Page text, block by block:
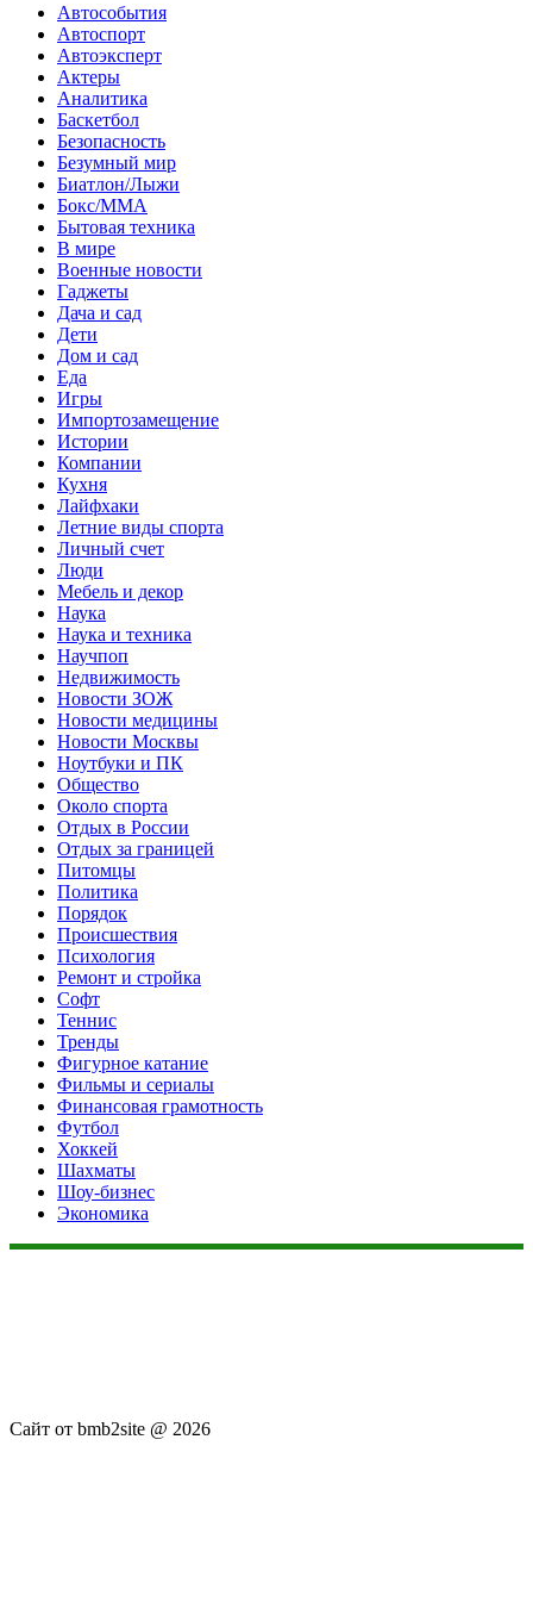
Автособытия
Автоспорт
Автоэксперт
Актеры
Аналитика
Баскетбол
Безопасность
Безумный мир
Биатлон/Лыжи
Бокс/MMA
Бытовая техника
В мире
Военные новости
Гаджеты
Дача и сад
Дети
Дом и сад
Еда
Игры
Импортозамещение
Истории
Компании
Кухня
Лайфхаки
Летние виды спорта
Личный счет
Люди
Мебель и декор
Наука
Наука и техника
Научпоп
Недвижимость
Новости ЗОЖ
Новости медицины
Новости Москвы
Ноутбуки и ПК
Общество
Около спорта
Отдых в России
Отдых за границей
Питомцы
Политика
Порядок
Происшествия
Психология
Ремонт и стройка
Софт
Теннис
Тренды
Фигурное катание
Фильмы и сериалы
Финансовая грамотность
Футбол
Хоккей
Шахматы
Шоу-бизнес
Экономика
Сайт от bmb2site @ 2026